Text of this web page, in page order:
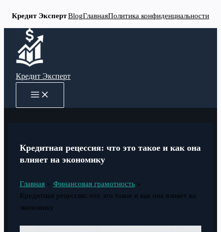
Кредит ЭкспертBlogГлавнаяПолитика конфиденциальности
Перейти
содержимому
Кредит Эксперт
MAIN
MENU
Кредитная рецессия: что это такое и как она
влияет на экономику
Главная
Финансовая грамотность
Кредитная рецессия: что это такое и как она влияет на
экономику